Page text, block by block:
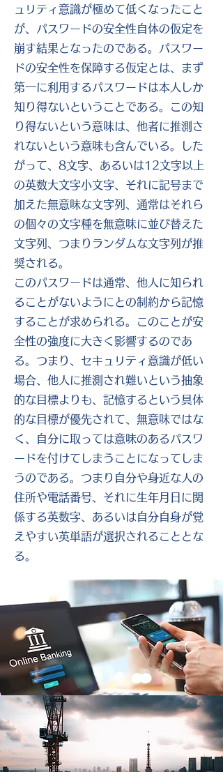
ュリティ意識が極めて低くなったこと
が、パスワードの安全性自体の仮定を
崩す結果となったのである。パスワー
ドの安全性を保障する仮定とは、まず
第一に利用するパスワードは本人しか
知り得ないということである。この知
り得ないという意味は、他者に推測さ
れないという意味も含んでいる。した
がって、8文字、あるいは12文字以上
の英数大文字小文字、それに記号まで
加えた無意味な文字列、通常はそれら
の個々の文字種を無意味に並び替えた
文字列、つまりランダムな文字列が推
奨される。
このパスワードは通常、他人に知られ
ることがないようにとの制約から記憶
することが求められる。このことが安
全性の強度に大きく影響するのであ
る。つまり、セキュリティ意識が低い
場合、他人に推測され難いという抽象
的な目標よりも、記憶するという具体
的な目標が優先されて、無意味ではな
く、自分に取っては意味のあるパスワ
ードを付けてしまうことになってしま
うのである。つまり自分や身近な人の
住所や電話番号、それに生年月日に関
係する英数字、あるいは自分自身が覚
えやすい英単語が選択されることとな
る。
3. パスワードの定期
変更
この他人に推測され難い無意味でラン
ダムな文字列をパスワードとして採用
すべきという最も基本的な注意事項で
あるが、セキュリティ意識の低い一般
4. パスワードの誤解
とパスワードリスト
現在、パスワードにとって最大の脅威
は「パスワードリスト攻撃」である。
パスワードリスト攻撃では、一つのサ
イトで漏えいしたID（アカウント名）
パスワードは定期的に更新する
こと。
パスワードは紙に書いてはいけ
しかし、この3点を文字通り、厳守す
ることは必ずしもパスワードの他人に
類推されないという本質を満たさない
のである。